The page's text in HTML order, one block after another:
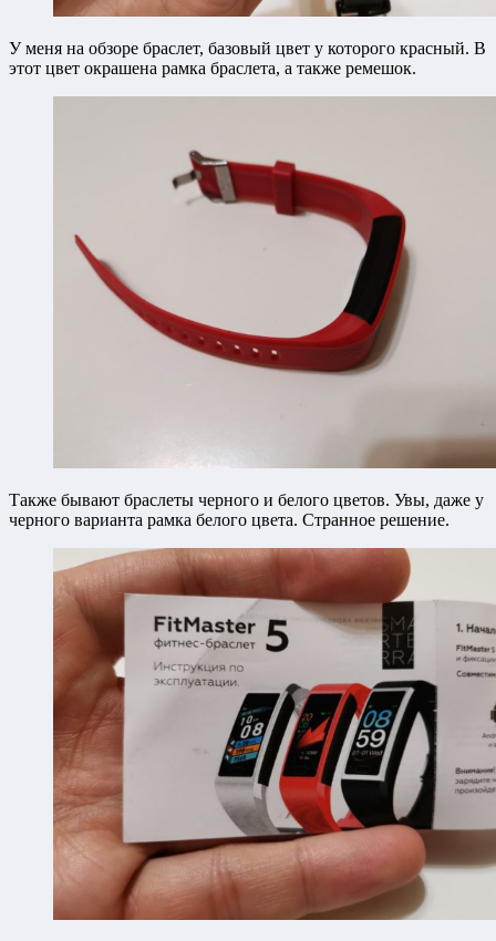
У меня на обзоре браслет, базовый цвет у которого красный. В
этот цвет окрашена рамка браслета, а также ремешок.
Также бывают браслеты черного и белого цветов. Увы, даже у
черного варианта рамка белого цвета. Странное решение.